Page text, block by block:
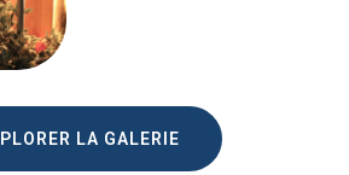
LA GALERIE